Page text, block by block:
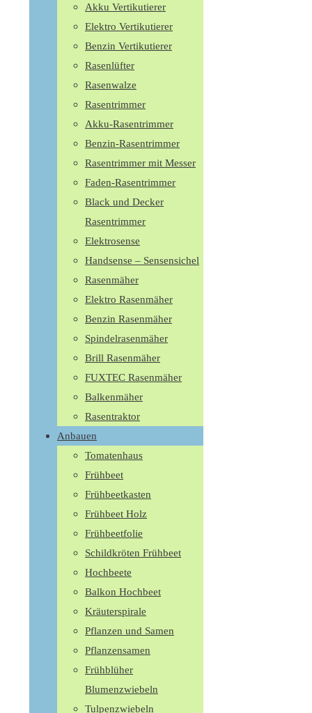
Akku Vertikutierer
Elektro Vertikutierer
Benzin Vertikutierer
Rasenlüfter
Rasenwalze
Rasentrimmer
Akku-Rasentrimmer
Benzin-Rasentrimmer
Rasentrimmer mit Messer
Faden-Rasentrimmer
Black und Decker
Rasentrimmer
Elektrosense
Handsense – Sensensichel
Rasenmäher
Elektro Rasenmäher
Benzin Rasenmäher
Spindelrasenmäher
Brill Rasenmäher
FUXTEC Rasenmäher
Balkenmäher
Rasentraktor
Anbauen
Tomatenhaus
Frühbeet
Frühbeetkasten
Frühbeet Holz
Frühbeetfolie
Schildkröten Frühbeet
Hochbeete
Balkon Hochbeet
Kräuterspirale
Pflanzen und Samen
Pflanzensamen
Frühblüher
Blumenzwiebeln
Tulpenzwiebeln